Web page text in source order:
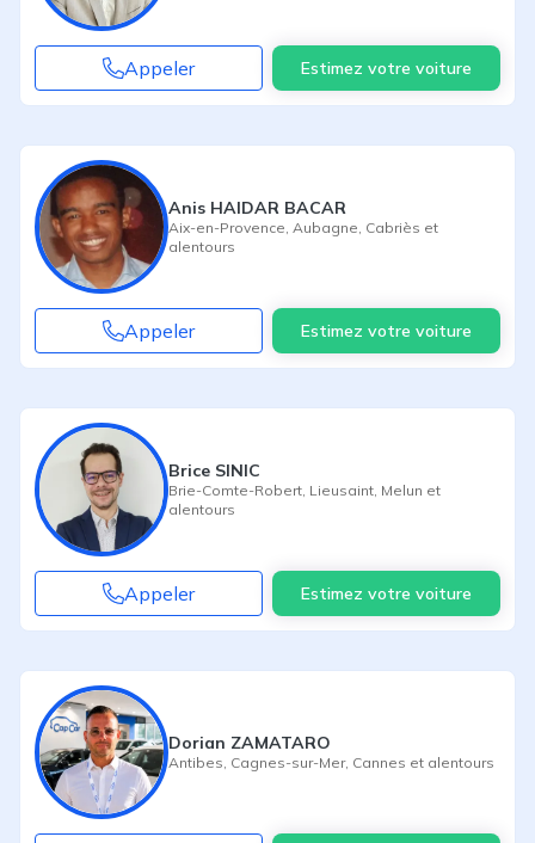
Appeler Estimez votre voiture
Anis HAIDAR BACAR
Aix-en-Provence Aubagne Cabriès et
alentours
Appeler Estimez votre voiture
Brice SINIC
Brie-Comte-Robert Lieusaint Melun et
alentours
Appeler Estimez votre voiture
Dorian ZAMATARO
Antibes Cagnes-sur-Mer, Cannes et alentours